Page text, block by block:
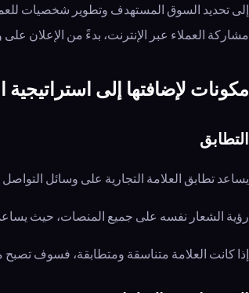
إلى تحديد السوق المستهدف وتطوير شخصيات
مشاركة العملاء عبر الإنترنت، بدءً من الإعلان
مكونات لإضافتها إلى استراتيجية
التطابق
يساعد تطابق العلامة التجارية على وسائل
رؤية الشعار نفسه على جميع المنصات، حيث
إذا كانت العلامة متناسقة ومتطابقة، فسوف